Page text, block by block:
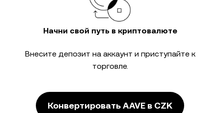
Начни свой путь в криптовалюте
Внесите депозит на аккаунт и приступайте к
торговле.
Конвертировать AAVE в CZK